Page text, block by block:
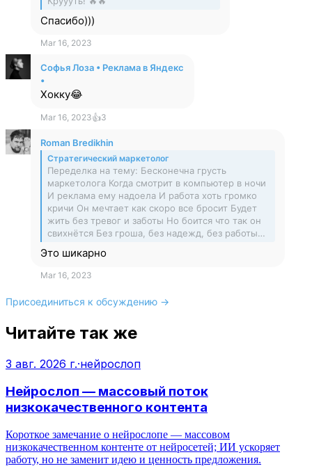
Спасибо)))
Mar 16, 2023
Софья Лоза • Реклама в Яндекс
•
Хокку😂
Mar 16, 2023👍3
Roman Bredikhin
Стратегический маркетолог
Переделка на тему: Бесконечна грусть
маркетолога Когда смотрит в компьютер в ночи
И реклама ему надоела И работа хоть громко
кричи Он мечтает как скоро все бросит Будет
жить без тревог и заботы Но боится что так он
свихнётся Без гроша, без надежд, без работы…
Это шикарно
Mar 16, 2023
Присоединиться к обсуждению →
Читайте так же
3 авг. 2026 г.·нейрослоп
Нейрослоп — массовый поток
низкокачественного контента
Короткое замечание о нейрослопе — массовом
низкокачественном контенте от нейросетей; ИИ ускоряет
работу, но не заменит идею и ценность предложения.